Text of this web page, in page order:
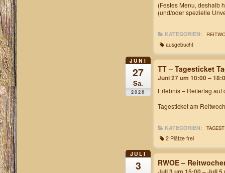
(Festes Menu, deshalb
(und/oder spezielle
KATEGORIEN:
ausgebucht
JUNI
27
Sa.
2026
TT – Tagesticket
Juni 27 um 10:00 –
Erlebnis – Reitertag auf
Tagesticket am
KATEGORIEN:
2 Plätze frei
JULI
3 RWOE –